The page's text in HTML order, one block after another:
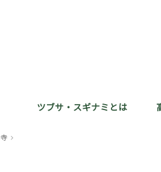
ツブサ・スギナミとは